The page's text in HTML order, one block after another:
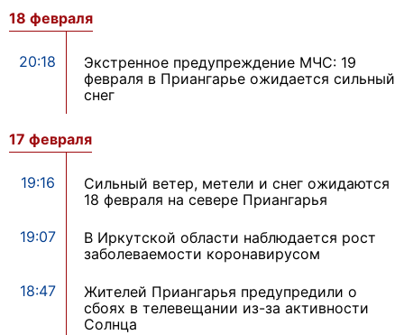
18 февраля
20:18
Экстренное предупреждение МЧС: 19
февраля в Приангарье ожидается сильный
снег
17 февраля
19:16
Сильный ветер, метели и снег ожидаются
18 февраля на севере Приангарья
19:07
В Иркутской области наблюдается рост
заболеваемости коронавирусом
18:47
Жителей Приангарья предупредили о
сбоях в телевещании из-за активности
Солнца